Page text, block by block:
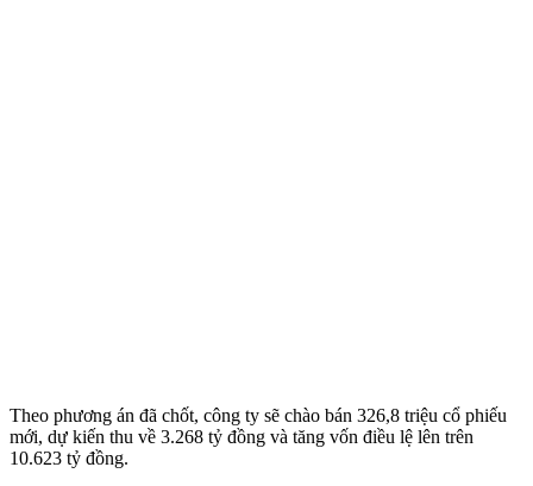
Theo phương án đã chốt, công ty sẽ chào bán 326,8 triệu cổ phiếu
mới, dự kiến thu về 3.268 tỷ đồng và tăng vốn điều lệ lên trên
10.623 tỷ đồng.